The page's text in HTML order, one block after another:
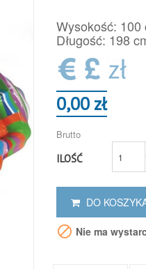
Wysokość: 100
Długość: 198
0,00 zł
Brutto
ILOŚĆ
DO
 Nie ma